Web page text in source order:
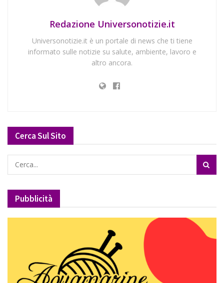
Redazione Universonotizie.it
Universonotizie.it è un portale di news che ti tiene
informato sulle notizie su salute, ambiente, lavoro e
altro ancora.
Cerca Sul Sito
Pubblicità